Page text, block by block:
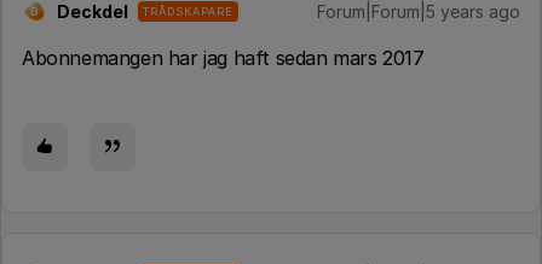
D Deckdel TRÅDSKAPARE Forum|Forum|5 years ago
Abonnemangen har jag haft sedan mars 2017